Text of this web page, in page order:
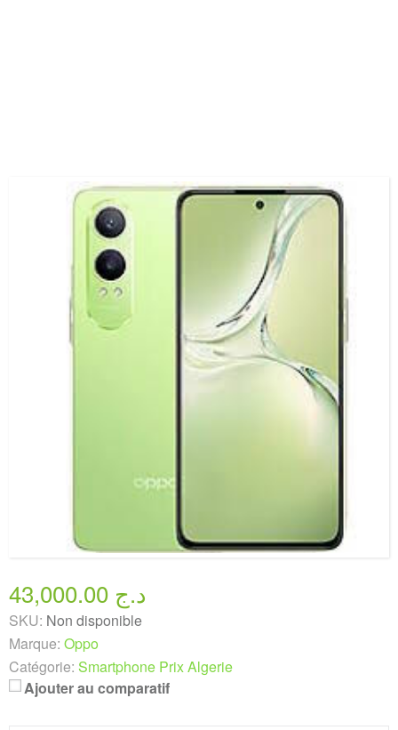
43,000.00 د.ج
SKU: Non disponible
Marque: Oppo
Catégorie: Smartphone Prix Algerie
Ajouter au comparatif